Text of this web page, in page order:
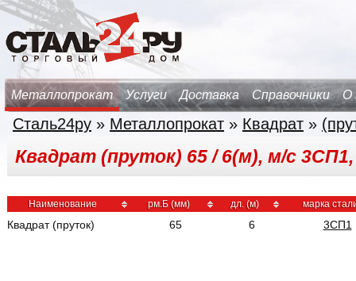
Металлопрокат Услуги Доставка Справочники О
Сталь24ру » Металлопрокат » Квадрат »
Квадрат (пруток) 65 / 6(м), м/с
Наименование рм.Б (мм) дл. (м) марка
Квадрат (пруток) 65 6 3СП1